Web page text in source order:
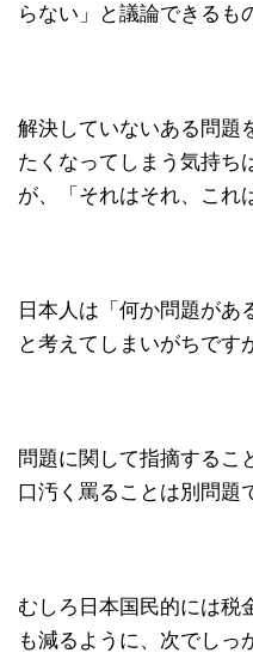
らない」と議論できるも
解決していないある問題
たくなってしまう気持ち
が、「それはそれ、これ
日本人は「何か問題があ
と考えてしまいがちです
問題に関して指摘するこ
口汚く罵ることは別問題
むしろ日本国民的には税
も減るように、次でしっ